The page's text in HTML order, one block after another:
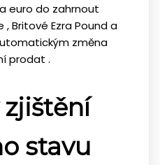
euro do zahrnout
Britové Ezra Pound a
změna
prodat .
zjištění
stavu